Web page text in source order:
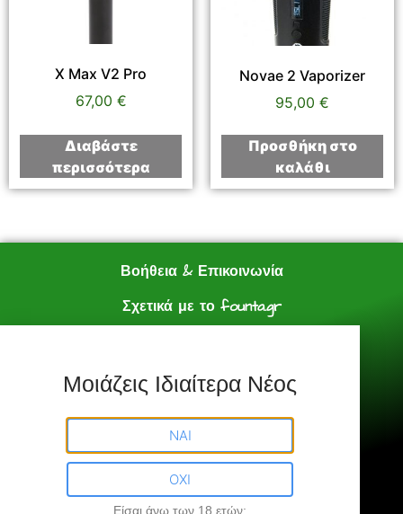
X Max V2 Pro
67,00 €
Διαβάστε
περισσότερα
Novae 2 Vaporizer
95,00 €
Προσθήκη στο
καλάθι
Βοήθεια & Επικοινωνία
Σχετικά με το founta.gr
Πολιτική Αγορών
Μοιάζεις Ιδιαίτερα Νέος
ΝΑΙ
ΟΧΙ
Είσαι άνω των 18 ετών;